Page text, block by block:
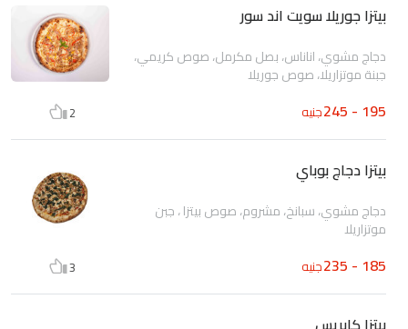
بيتزا جوريلا سويت اند سور
دجاج مشوي، اناناس، بصل مكرمل، صوص كريمي،
جبنة موتزاريلا، صوص جوريلا
195 - 245 جنيه 2
بيتزا دجاج بوباي
دجاج مشوي، سبانخ، مشروم، صوص بيتزا ، جبن
موتزاريلا
185 - 235 جنيه 3